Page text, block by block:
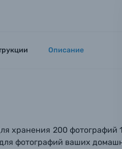
оборудование
Вами с
Нажимая
Описание
хранения 200 фотографий
фотографий ваших